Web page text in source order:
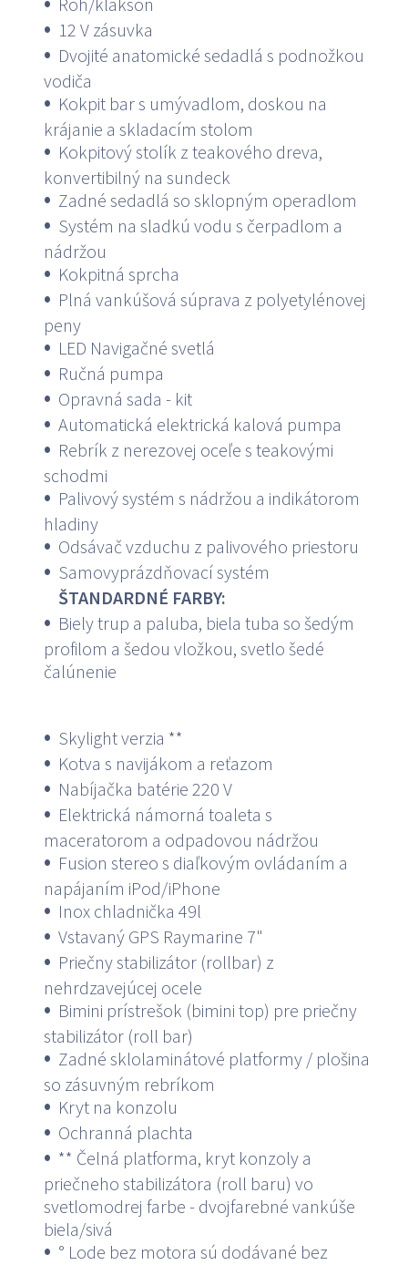
12 V zásuvka
Dvojité anatomické sedadlá s podnožkou
vodiča
Kokpit bar s umývadlom, doskou na
krájanie a skladacím stolom
Kokpitový stolík z teakového dreva,
konvertibilný na sundeck
Zadné sedadlá so sklopným operadlom
Systém na sladkú vodu s čerpadlom a
nádržou
Kokpitná sprcha
Plná vankúšová súprava z polyetylénovej
peny
LED Navigačné svetlá
Ručná pumpa
Opravná sada - kit
Automatická elektrická kalová pumpa
Rebrík z nerezovej oceľe s teakovými
schodmi
Palivový systém s nádržou a indikátorom
hladiny
Odsávač vzduchu z palivového priestoru
Samovyprázdňovací systém
ŠTANDARDNÉ FARBY:
Biely trup a paluba, biela tuba so šedým
profilom a šedou vložkou, svetlo šedé
čalúnenie
Skylight verzia **
Kotva s navijákom a reťazom
Nabíjačka batérie 220 V
Elektrická námorná toaleta s
maceratorom a odpadovou nádržou
Fusion stereo s diaľkovým ovládaním a
napájaním iPod/iPhone
Inox chladnička 49l
Vstavaný GPS Raymarine 7"
Priečny stabilizátor (rollbar) z
nehrdzavejúcej ocele
Bimini prístrešok (bimini top) pre priečny
stabilizátor (roll bar)
Zadné sklolaminátové platformy / plošina
so zásuvným rebríkom
Kryt na konzolu
Ochranná plachta
** Čelná platforma, kryt konzoly a
priečneho stabilizátora (roll baru) vo
svetlomodrej farbe - dvojfarebné vankúše
biela/sivá
° Lode bez motora sú dodávané bez